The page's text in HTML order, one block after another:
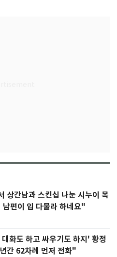
상간남과 스킨십 나눈 시누이 목
편이 입 다물라 하네요"
화도 하고 싸우기도 하지' 황정
간 62차례 먼저 전화"